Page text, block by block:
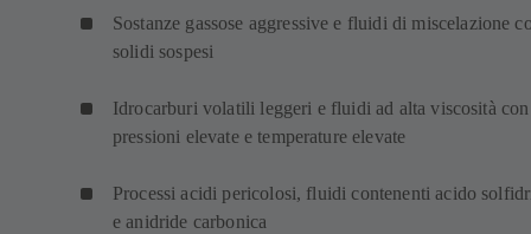
Sostanze gassose aggressive e fluidi di miscelazione
solidi sospesi
Idrocarburi volatili leggeri e fluidi ad alta viscosità con
pressioni elevate e temperature elevate
Processi acidi pericolosi, fluidi contenenti acido
e anidride carbonica